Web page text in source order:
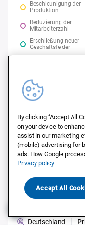
Beschleunigung der
Produktion
Reduzierung der
Mitarbeiterzahl
Erschließung neuer
Geschäftsfelder
Etwas anderes
Weiß nicht
Optionen
11. Politische
Deutschland
By clicking “Accept All
on your device to
assist in our marketing
(mobile) advertising for
ads. How Google
Privacy policy
Accept All